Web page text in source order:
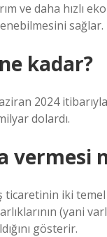
ve daha hızlı
sağlar.
kadar?
2024
dolardı.
vermesi
iki
(yani
gösterir.